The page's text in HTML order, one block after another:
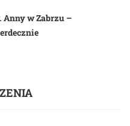
Anny w Zabrzu –